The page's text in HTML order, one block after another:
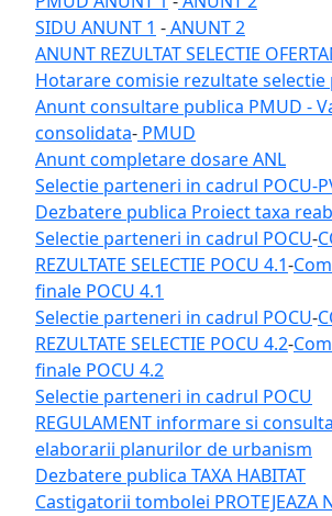
SIDU ANUNT 1 -ANUNT 2
ANUNT REZULTAT SELECTIE
Hotarare comisie rezultate selectie
Anunt consultare publica PMUD -
consolidata- PMUD
Anunt completare dosare ANL
Selectie parteneri in cadrul POCU-
Dezbatere publica Proiect taxa
Selectie parteneri in cadrul POCU-
REZULTATE SELECTIE POCU 4.1-
finale POCU 4.1
Selectie parteneri in cadrul POCU-
REZULTATE SELECTIE POCU 4.2-
finale POCU 4.2
Selectie parteneri in cadrul POCU
REGULAMENT informare si
elaborarii planurilor de urbanism
Dezbatere publica TAXA HABITAT
Castigatorii tombolei PROTEJEAZA